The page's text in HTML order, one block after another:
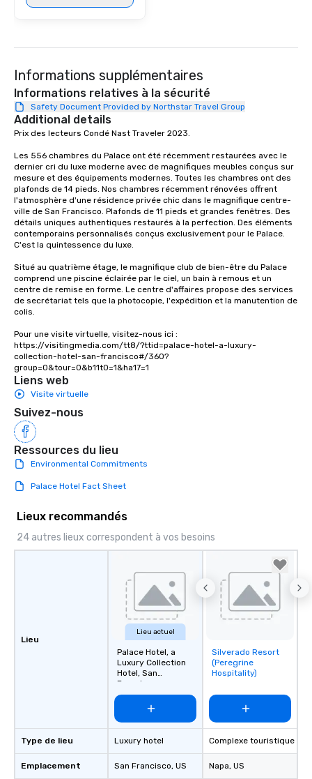
Our exclusive
right of you. Because
with different people
down at each venue
traverse along the
experiences not only
ways to network, but
way to do so. Large Groups Welcome
groups, small or large.
experiences can
groups from as few
about waiting in line
restaurant or being
than desirable table.
everyone is treated
immediate seating
from the restaurant
be printed featuring
those Instagram
For added ease, we
for groups that desire
Informations supplémentaires
Informations relatives à la sécurité
Safety Document Provided by Northstar Travel Group
Additional details
Prix des lecteurs Condé Nast Traveler 2023.
Les 556 chambres du Palace ont été récemment restaurées avec le
dernier cri du luxe moderne avec de magnifiques meubles conçus sur
mesure et des équipements modernes. Toutes les chambres ont des
plafonds de 14 pieds. Nos chambres récemment rénovées offrent
l'atmosphère d'une résidence privée chic dans le magnifique centre-
ville de San Francisco. Plafonds de 11 pieds et grandes fenêtres. Des
détails uniques authentiques restaurés à la perfection. Des éléments
contemporains personnalisés conçus exclusivement pour le Palace.
C'est la quintessence du luxe.
Situé au quatrième étage, le magnifique club de bien-être du Palace
comprend une piscine éclairée par le ciel, un bain à remous et un
centre de remise en forme. Le centre d'affaires propose des services
de secrétariat tels que la photocopie, l'expédition et la manutention de
colis.
Pour une visite virtuelle, visitez-nous ici :
https://visitingmedia.com/tt8/?ttid=palace-hotel-a-luxury-
collection-hotel-san-francisco#/360?
group=0&tour=0&b11t0=1&ha17=1
Liens web
Visite virtuelle
Suivez-nous
Ressources du lieu
Environmental Commitments
Palace Hotel Fact Sheet
Lieux recommandés
24 autres lieux correspondent à vos besoins
Lieu
Type de lieu
Emplacement
Lieu actuel
Palace Hotel, a
Luxury Collection
Hotel, San
Francisco
Luxury hotel
San Francisco, US
Removed from
favorites
Silverado Resort
(Peregrine
Hospitality)
Complexe touristique
Napa, US